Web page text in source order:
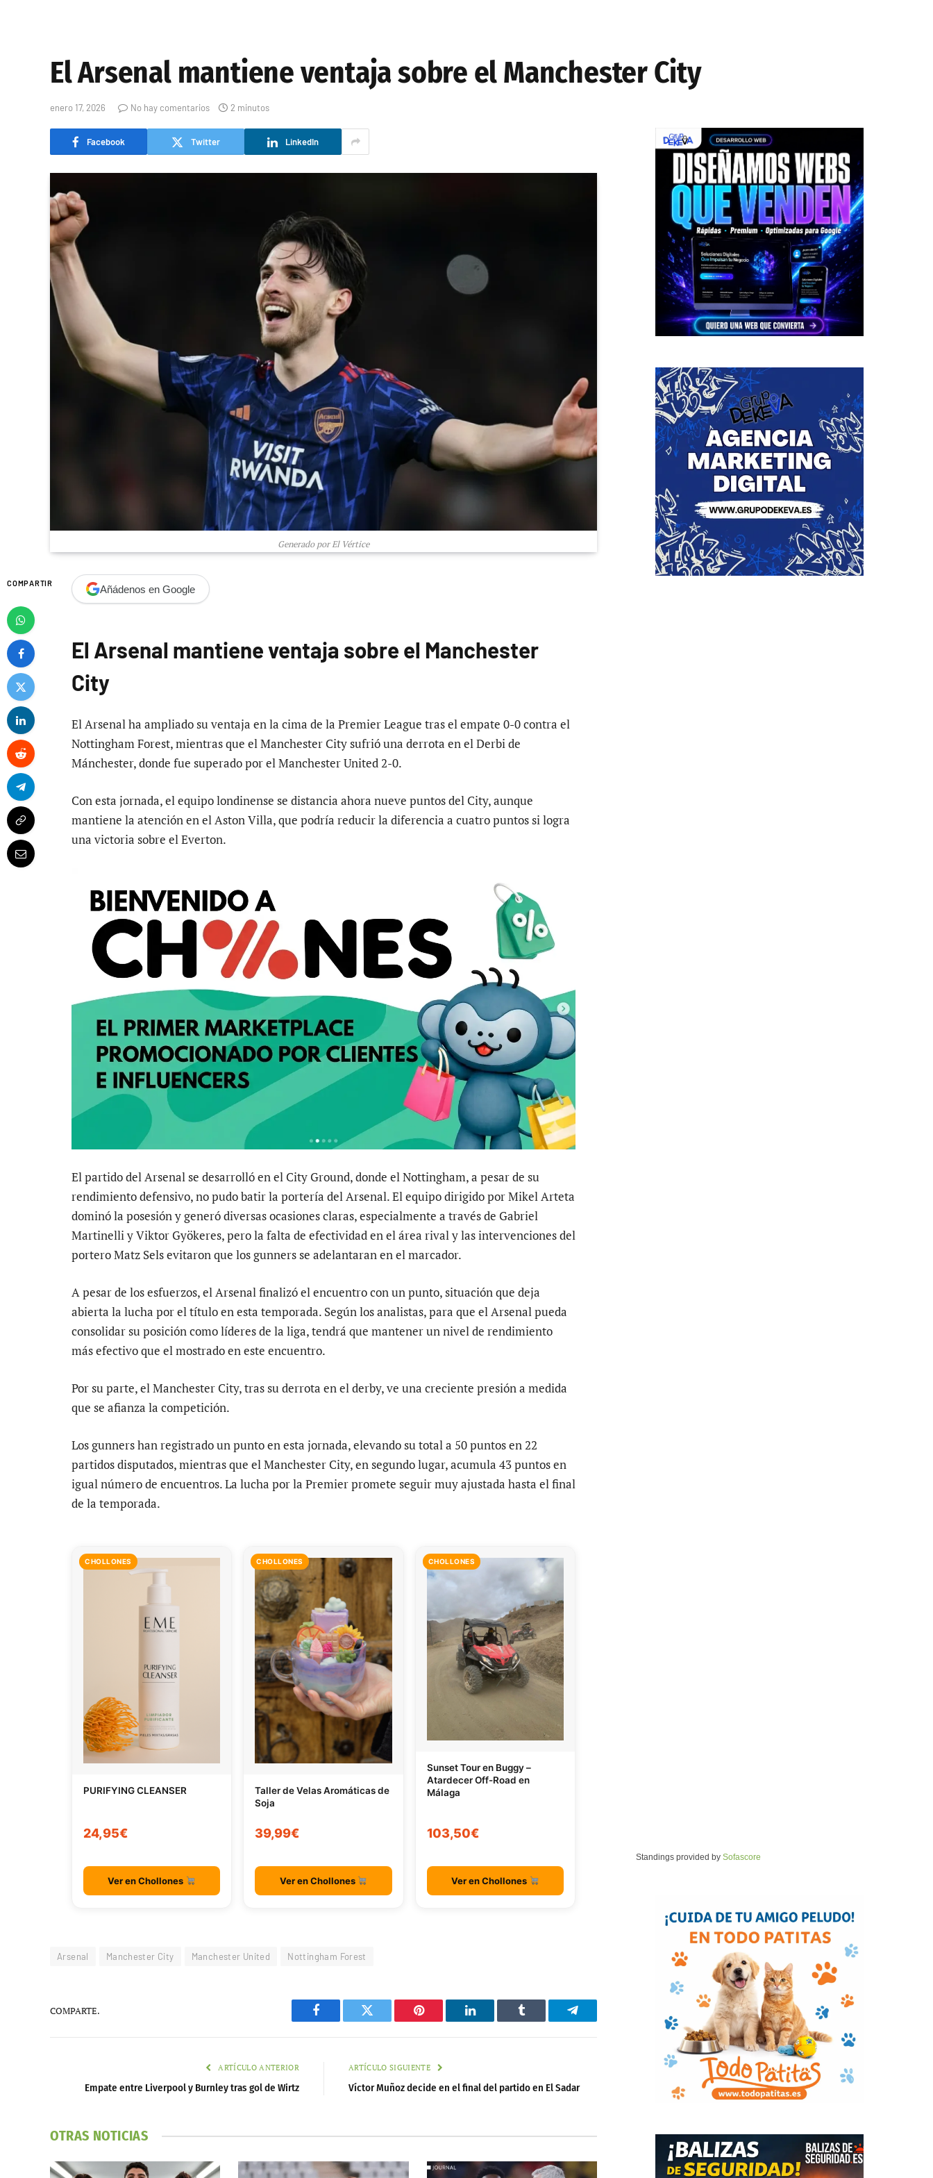
El Arsenal mantiene ventaja sobre el Manchester City
enero 17, 2026 No hay comentarios 2 minutos
Facebook Twitter LinkedIn
Generado por El Vértice
COMPARTIR Añádenos en Google
El Arsenal mantiene ventaja sobre el Manchester
City
El Arsenal ha ampliado su ventaja en la cima de la Premier League tras el empate 0-0 contra el
Nottingham Forest, mientras que el Manchester City sufrió una derrota en el Derbi de
Mánchester, donde fue superado por el Manchester United 2-0.
Con esta jornada, el equipo londinense se distancia ahora nueve puntos del City, aunque
mantiene la atención en el Aston Villa, que podría reducir la diferencia a cuatro puntos si logra
una victoria sobre el Everton.
El partido del Arsenal se desarrolló en el City Ground, donde el Nottingham, a pesar de su
rendimiento defensivo, no pudo batir la portería del Arsenal. El equipo dirigido por Mikel Arteta
dominó la posesión y generó diversas ocasiones claras, especialmente a través de Gabriel
Martinelli y Viktor Gyökeres, pero la falta de efectividad en el área rival y las intervenciones del
portero Matz Sels evitaron que los gunners se adelantaran en el marcador.
A pesar de los esfuerzos, el Arsenal finalizó el encuentro con un punto, situación que deja
abierta la lucha por el título en esta temporada. Según los analistas, para que el Arsenal pueda
consolidar su posición como líderes de la liga, tendrá que mantener un nivel de rendimiento
más efectivo que el mostrado en este encuentro.
Por su parte, el Manchester City, tras su derrota en el derby, ve una creciente presión a medida
que se afianza la competición.
Los gunners han registrado un punto en esta jornada, elevando su total a 50 puntos en 22
partidos disputados, mientras que el Manchester City, en segundo lugar, acumula 43 puntos en
igual número de encuentros. La lucha por la Premier promete seguir muy ajustada hasta el final
de la temporada.
CHOLLONES
PURIFYING CLEANSER
24,95€
Ver en Chollones
CHOLLONES
Taller de Velas Aromáticas de
Soja
39,99€
Ver en Chollones
CHOLLONES
Sunset Tour en Buggy –
Atardecer Off-Road en
Málaga
103,50€
Ver en Chollones
Arsenal Manchester City Manchester United Nottingham Forest
COMPARTE.
Facebook Twitter Pinterest LinkedIn Tumblr Telegram
ARTÍCULO ANTERIOR
Empate entre Liverpool y Burnley tras gol de Wirtz
ARTÍCULO SIGUIENTE
Víctor Muñoz decide en el final del partido en El Sadar
OTRAS NOTICIAS
Standings provided by Sofascore